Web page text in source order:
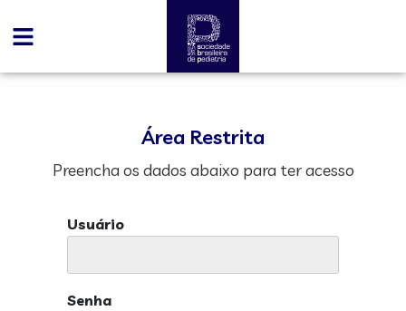
Área Restrita
Preencha os dados abaixo para ter acesso
Usuário
Senha